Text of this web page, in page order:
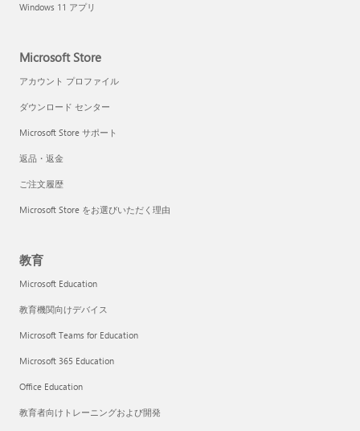
Windows 11 アプリ
Microsoft Store
アカウント プロファイル
ダウンロード センター
Microsoft Store サポート
返品・返金
ご注文履歴
Microsoft Store をお選びいただく理由
教育
Microsoft Education
教育機関向けデバイス
Microsoft Teams for Education
Microsoft 365 Education
Office Education
教育者向けトレーニングおよび開発